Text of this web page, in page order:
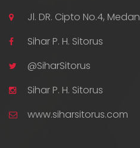
Jl. DR. Cipto No.4, Medan
Sihar P. H. Sitorus
@SiharSitorus
Sihar P. H. Sitorus
www.siharsitorus.com